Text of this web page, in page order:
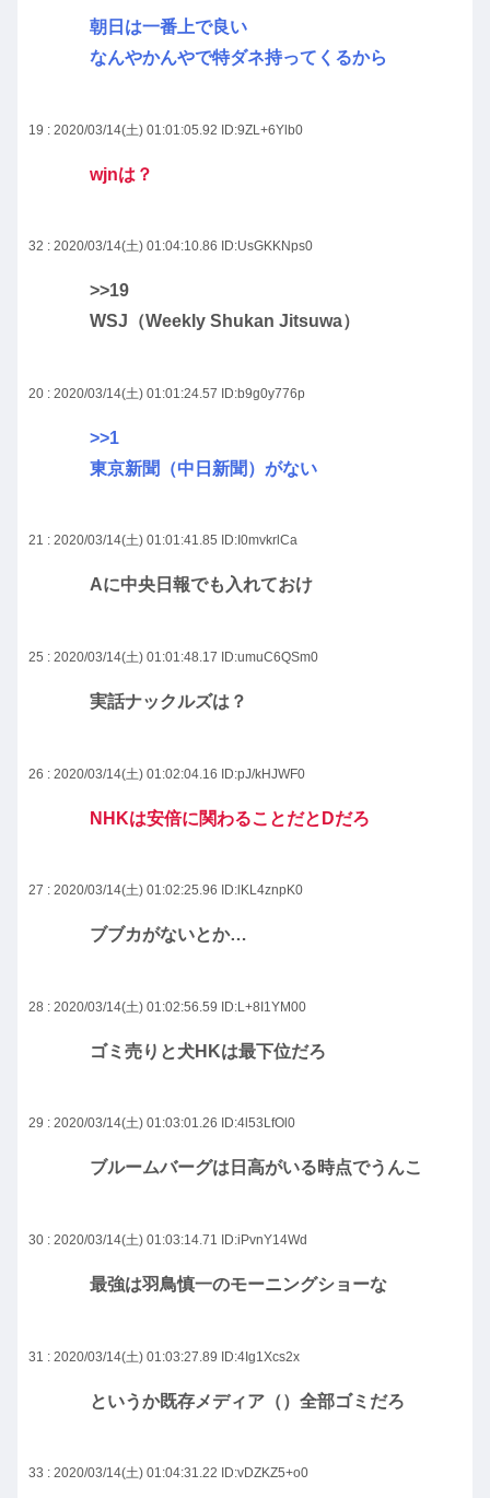
朝日は一番上で良い
なんやかんやで特ダネ持ってくるから
19 : 2020/03/14(土) 01:01:05.92 ID:9ZL+6Ylb0
wjnは？
32 : 2020/03/14(土) 01:04:10.86 ID:UsGKKNps0
>>19
WSJ（Weekly Shukan Jitsuwa）
20 : 2020/03/14(土) 01:01:24.57 ID:b9g0y776p
>>1
東京新聞（中日新聞）がない
21 : 2020/03/14(土) 01:01:41.85 ID:I0mvkrlCa
Aに中央日報でも入れておけ
25 : 2020/03/14(土) 01:01:48.17 ID:umuC6QSm0
実話ナックルズは？
26 : 2020/03/14(土) 01:02:04.16 ID:pJ/kHJWF0
NHKは安倍に関わることだとDだろ
27 : 2020/03/14(土) 01:02:25.96 ID:lKL4znpK0
ブブカがないとか…
28 : 2020/03/14(土) 01:02:56.59 ID:L+8I1YM00
ゴミ売りと犬HKは最下位だろ
29 : 2020/03/14(土) 01:03:01.26 ID:4l53LfOl0
ブルームバーグは日高がいる時点でうんこ
30 : 2020/03/14(土) 01:03:14.71 ID:iPvnY14Wd
最強は羽鳥慎一のモーニングショーな
31 : 2020/03/14(土) 01:03:27.89 ID:4Ig1Xcs2x
というか既存メディア（）全部ゴミだろ
33 : 2020/03/14(土) 01:04:31.22 ID:vDZKZ5+o0